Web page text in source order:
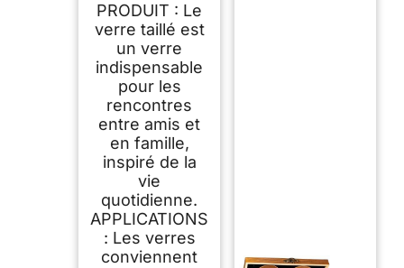
6X280Ml Verre
Rhum Accessoires
Pour Les Amateurs
De Whisky
Transparent
PRODUIT : Le
verre taillé est
un verre
indispensable
pour les
rencontres
entre amis et
en famille,
inspiré de la
vie
quotidienne.
APPLICATIONS
: Les verres
conviennent